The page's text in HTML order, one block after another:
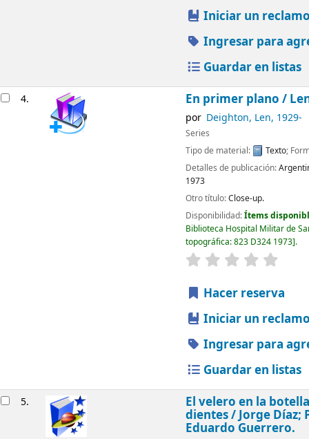
Iniciar un
Ingresar para
Guardar en listas
4. En primer plano /
por Deighton, Len, 1929-
Series
Tipo de material:
Texto;
Detalles de publicación:
1973
Otro título:Close-up.
Disponibilidad:Ítems
Biblioteca Hospital Militar de
topográfica:823 D324 1973 .
valoración
Hacer reserva
Iniciar un
Ingresar para
Guardar en listas
5. El velero en la
dientes /Jorge Díaz;
Eduardo Guerrero.